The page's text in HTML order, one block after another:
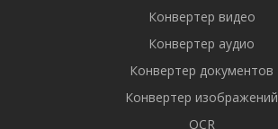
Конвертер видео
Конвертер аудио
Конвертер документов
Конвертер изображений
OCR